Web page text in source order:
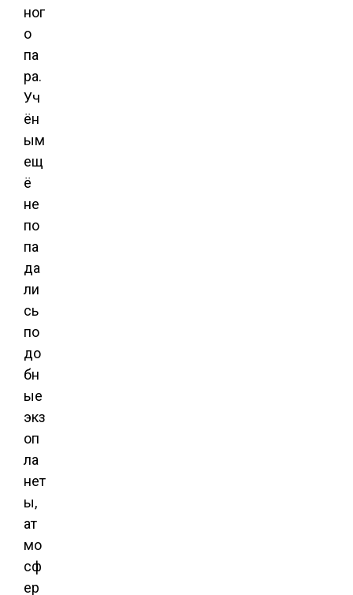
ног
о
па
ра.
Уч
ён
ым
ещ
ё
не
по
па
да
ли
сь
по
до
бн
ые
экз
оп
ла
нет
ы,
ат
мо
сф
ер